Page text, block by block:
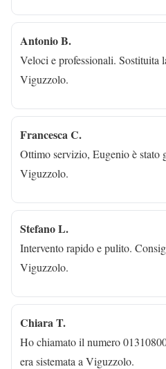
Antonio B.
Veloci e professionali. Sostituita
Viguzzolo.
Francesca C.
Ottimo servizio, Eugenio è stato
Viguzzolo.
Stefano L.
Intervento rapido e pulito.
Viguzzolo.
Chiara T.
Ho chiamato il numero
era sistemata a Viguzzolo.